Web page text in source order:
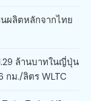
นผลิตหลักจากไทย
ล้านบาทในญี่ปุ่น
กม./ลิตร WLTC